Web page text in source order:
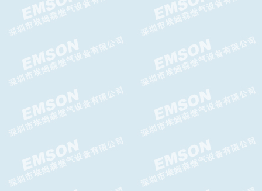
Argos Relief放散阀,Argos
G10F切断阀,G10F超压切断阀